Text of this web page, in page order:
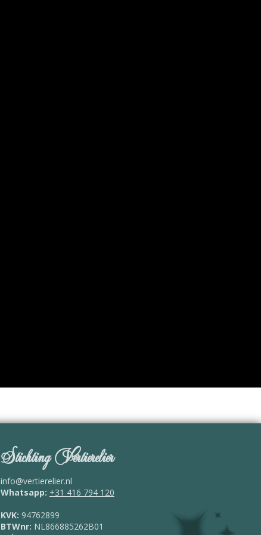
Stichting Vertierelier
info@vertierelier.nl
Whatsapp: +31 416 794 120
KVK: 94762899
BTWnr: NL866885262B01